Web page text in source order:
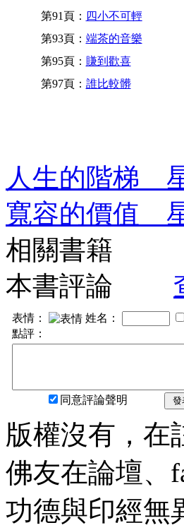
第91頁： 四小不可輕
第93頁： 端茶的音樂
第95頁： 賺到歡喜
第97頁： 誰比較髒
人生的階梯
寬容的價值
相關書籍
本書評論
表情： 姓名：
點評：
同意評論聲明 發
版權沒有，在
佛友在論壇、
功德與印經無